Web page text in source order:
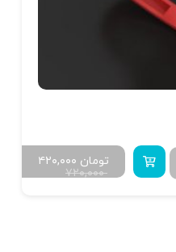
۷۲۰,۰۰۰
۴۲۰,۰۰۰ تومان